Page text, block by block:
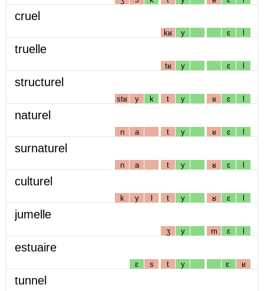
cruel
kʁ y ɛ l
truelle
tʁ y ɛ l
structurel
stʁ y k t y ʁ ɛ l
naturel
n a t y ʁ ɛ l
surnaturel
n a t y ʁ ɛ l
culturel
k y l t y ʁ ɛ l
jumelle
ʒ y m ɛ l
estuaire
ɛ s t y ɛː ʁ
tunnel